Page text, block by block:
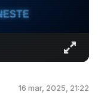
16 mar, 2025, 21:22